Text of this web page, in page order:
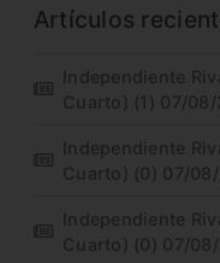
Artículos
Independiente
Cuarto) (1) 07/08/
Independiente
Cuarto) (0) 07/08/
Independiente
Cuarto) (0) 07/08/